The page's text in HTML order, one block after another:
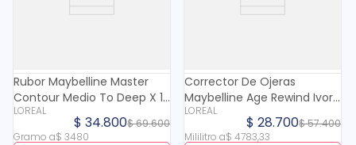
Rubor Maybelline Master
Contour Medio To Deep X 10
Gr
LOREAL
$69.600
$ 34.800
Gramo a$ 3480
Corrector De Ojeras
Maybelline Age Rewind Ivory
X 6 Ml
LOREAL
$57.400
$ 28.700
Mililitro a$ 4783,33